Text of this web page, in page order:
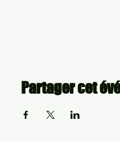
Partager cet